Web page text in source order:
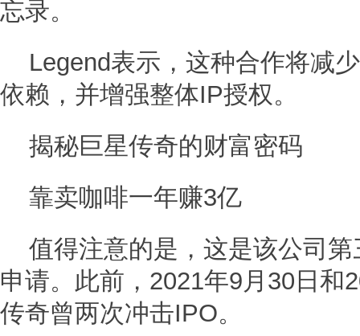
忘录。
Legend表示，这种合作将减
依赖，并增强整体IP授权。
揭秘巨星传奇的财富密码
靠卖咖啡一年赚3亿
值得注意的是，这是该公司
申请。此前，2021年9月30日和
传奇曾两次冲击IPO。